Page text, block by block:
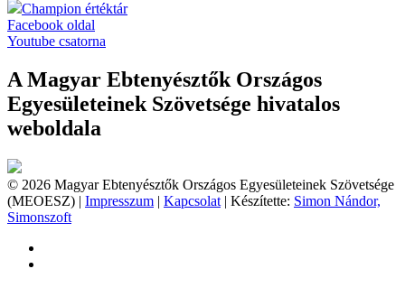
Champion értéktár
Facebook oldal
Youtube csatorna
A Magyar Ebtenyésztők Országos
Egyesületeinek Szövetsége hivatalos
weboldala
© 2026 Magyar Ebtenyésztők Országos Egyesületeinek Szövetsége
(MEOESZ) | Impresszum | Kapcsolat | Készítette: Simon Nándor,
Simonszoft